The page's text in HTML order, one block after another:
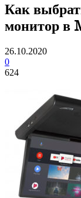
Как
монитор в
26.10.2020
0
624